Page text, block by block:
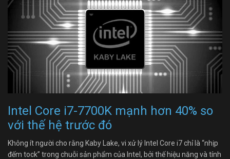
Intel Core i7-7700K mạnh hơn 40% so
với thế hệ trước đó
Không ít người cho rằng Kaby Lake, vi xử lý Intel Core i7 chỉ là “nhịp
đếm tock” trong chuỗi sản phẩm của Intel, bởi thế hiệu năng và tính